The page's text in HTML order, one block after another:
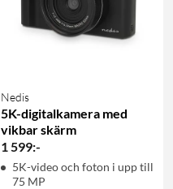
Nedis
5K-digitalkamera med
vikbar skärm
1 599:-
5K-video och foton i upp till
75 MP